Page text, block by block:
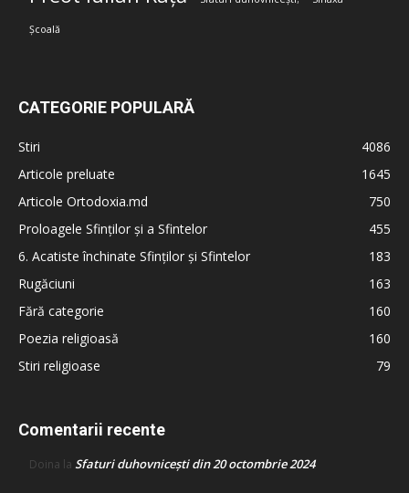
Școală
CATEGORIE POPULARĂ
Stiri
4086
Articole preluate
1645
Articole Ortodoxia.md
750
Proloagele Sfinților și a Sfintelor
455
6. Acatiste închinate Sfinților și Sfintelor
183
Rugăciuni
163
Fără categorie
160
Poezia religioasă
160
Stiri religioase
79
Comentarii recente
Doina la Sfaturi duhovnicești din 20 octombrie 2024